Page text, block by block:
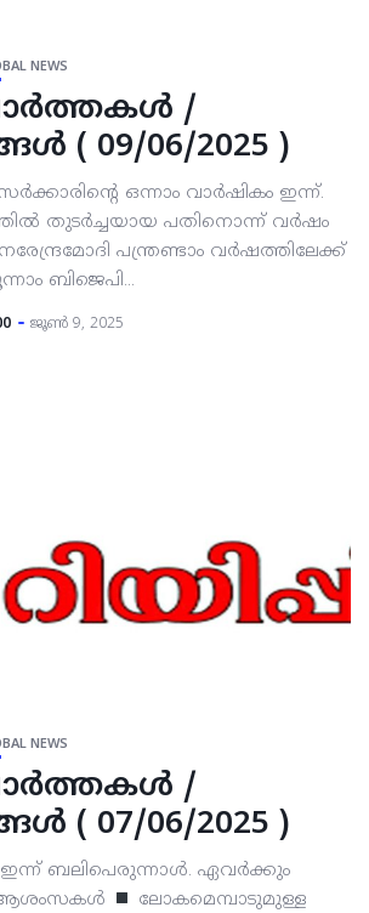
NEWS
/
( 09/06/2025 )
ഒന്നാം വാര്‍ഷികം ഇന്ന്.
തുടര്‍ച്ചയായ പതിനൊന്ന് വര്‍ഷം
പന്ത്രണ്ടാം വര്‍ഷത്തിലേക്ക്
ബിജെപി...
ജൂൺ 9, 2025
NEWS
/
( 07/06/2025 )
ബലിപെരുന്നാള്‍. ഏവര്‍ക്കും
ആശംസകള്‍
ലോകമെമ്പാടുമുള്ള